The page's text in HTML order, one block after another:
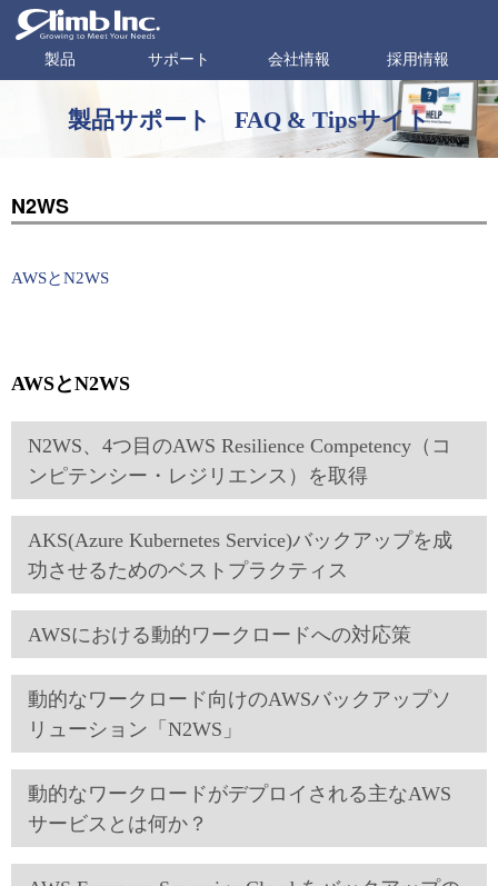
製品 サポート 会社情報 採用情報
製品サポート FAQ & Tipsサイト
N2WS
AWSとN2WS
AWSとN2WS
N2WS、4つ目のAWS Resilience Competency（コ
ンピテンシー・レジリエンス）を取得
AKS(Azure Kubernetes Service)バックアップを成
功させるためのベストプラクティス
AWSにおける動的ワークロードへの対応策
動的なワークロード向けのAWSバックアップソ
リューション「N2WS」
動的なワークロードがデプロイされる主なAWS
サービスとは何か？